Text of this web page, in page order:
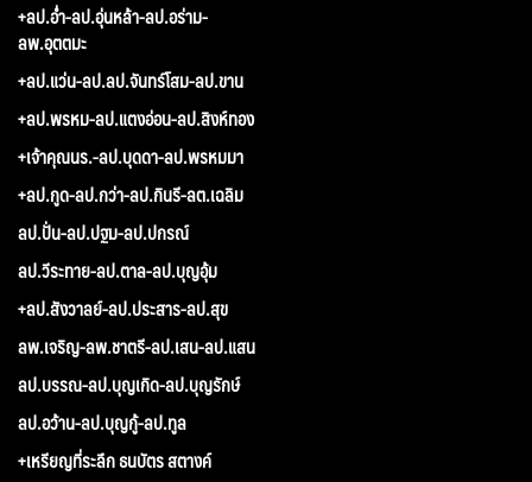
+ลป.อ่ำ-ลป.อุ่นหล้า-ลป.อร่าม-
ลพ.อุตตมะ
+ลป.แว่น-ลป.ลป.จันทร์โสม-ลป.ขาน
+ลป.พรหม-ลป.แตงอ่อน-ลป.สิงห์ทอง
+เจ้าคุณนร.-ลป.บุดดา-ลป.พรหมมา
+ลป.กูด-ลป.กว่า-ลป.กินรี-ลต.เฉลิม
ลป.ปั่น-ลป.ปฐม-ลป.ปกรณ์
ลป.วีระทาย-ลป.ตาล-ลป.บุญอุ้ม
+ลป.สังวาลย์-ลป.ประสาร-ลป.สุข
ลพ.เจริญ-ลพ.ชาตรี-ลป.เสน-ลป.แสน
ลป.บรรณ-ลป.บุญเกิด-ลป.บุญรักษ์
ลป.อว้าน-ลป.บุญกู้-ลป.ทูล
+เหรียญที่ระลึก ธนบัตร สตางค์